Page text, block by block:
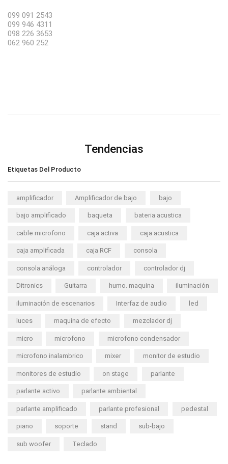
099 091 2543
099 946 4311
098 226 3653
062 960 252
Tendencias
Etiquetas Del Producto
amplificador Amplificador de bajo bajo
bajo amplificado baqueta bateria acustica
cable microfono caja activa caja acustica
caja amplificada caja RCF consola
consola análoga controlador controlador dj
Ditronics Guitarra humo. maquina iluminación
iluminación de escenarios Interfaz de audio led
luces maquina de efecto mezclador dj
micro microfono microfono condensador
microfono inalambrico mixer monitor de estudio
monitores de estudio on stage parlante
parlante activo parlante ambiental
parlante amplificado parlante profesional pedestal
piano soporte stand sub-bajo
sub woofer Teclado